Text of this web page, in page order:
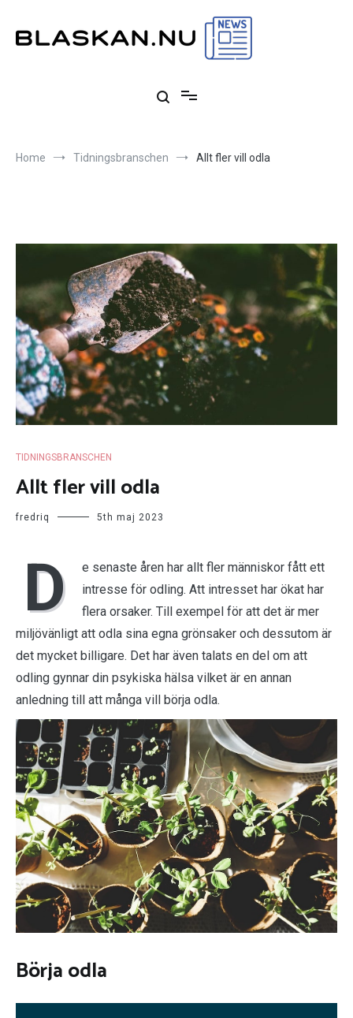
content
Home Tidningsbranschen Allt fler vill odla
TIDNINGSBRANSCHEN
Allt fler vill odla
fredriq 5th maj 2023
D
e senaste åren har allt fler människor fått ett
intresse för odling. Att intresset har ökat har
flera orsaker. Till exempel för att det är mer
miljövänligt att odla sina egna grönsaker och dessutom är
det mycket billigare. Det har även talats en del om att
odling gynnar din psykiska hälsa vilket är en annan
anledning till att många vill börja odla.
Börja odla